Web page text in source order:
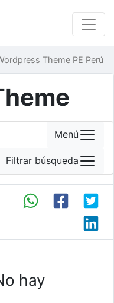
Theme PE Perú
hay
Menú
Filtrar búsqueda